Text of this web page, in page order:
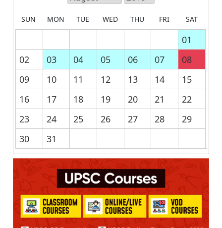
SUN MON TUE WED THU FRI SAT
01
02
03 04 05 06 07
08
09
10 11 12 13 14
15
16
17 18 19 20 21
22
23
24 25 26 27 28
29
30
31